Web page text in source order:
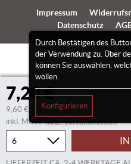
7,20 €
9,60 €/Liter
inkl. Mwst.(zzgl. Versandkosten)
Durch Bestätigen des
der Verwendung zu. Über
können Sie auswählen,
wollen.
Konfigurieren
Impressum
Datenschutz